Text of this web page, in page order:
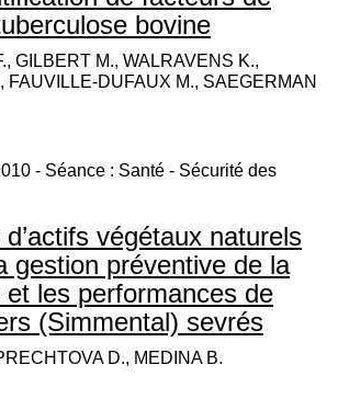
bovine
GILBERT M., WALRAVENS K.,
FAUVILLE-DUFAUX M., SAEGERMAN
- Séance : Santé - Sécurité des
végétaux naturels
gestion préventive de la
et les performances de
(Simmental) sevrés
D., MEDINA B.